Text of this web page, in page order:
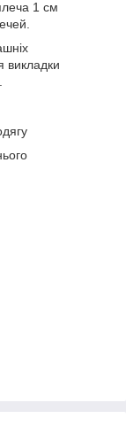
1 см
викладки